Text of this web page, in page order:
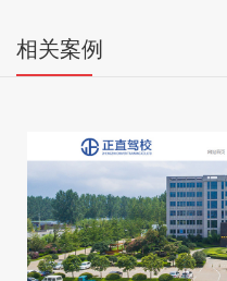
相关案例